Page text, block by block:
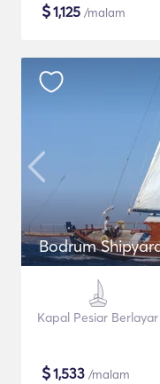
$1,125 /malam
Bodrum
Kapal Pesiar Berlayar
$1,533 /malam